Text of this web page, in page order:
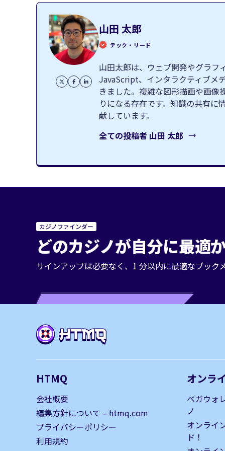
山田 太郎
テック・リード
山田太郎は、ウェブ開発やグラフ
JavaScript、インタラクティブメ
きました。複雑な図形描画や画像
りになる存在です。知識の共有
献しています。
全ての投稿者 山田 太郎
カジノファインダー
どのカジノが自分に最適
サインアップは必要なく、1 分以内に最適なブック
HTMQ
会社概要
編集方針について – htmq.com
プライバシーポリシー
利用規約
オンラ
ベガウォ
ノ
オンライ
ド！